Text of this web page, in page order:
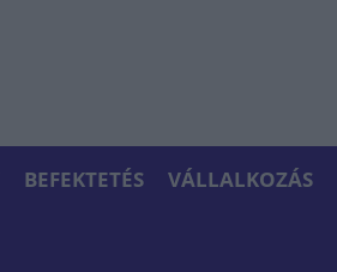
BEFEKTETÉS VÁLLALKOZÁS